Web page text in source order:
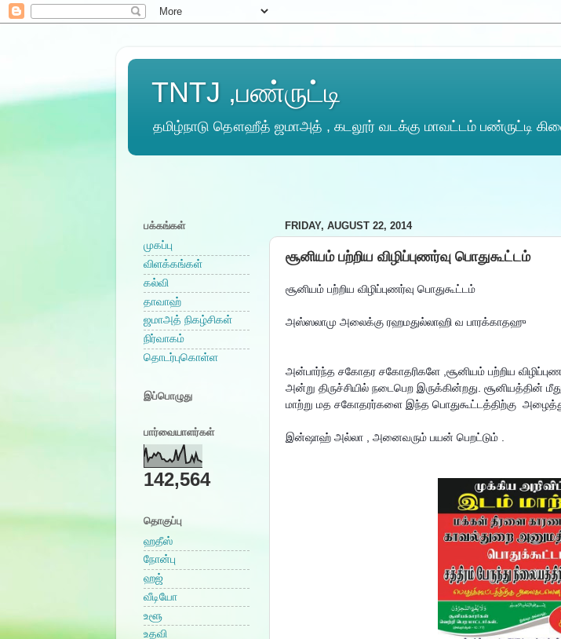
TNTJ ,பண்ருட்டி
தமிழ்நாடு தௌஹீத் ஜமாஅத் , கடலூர் வடக்கு மாவட்டம் பண்ருட்டி
FRIDAY, AUGUST 22, 2014
சூனியம் பற்றிய விழிப்புணர்வு பொதுகூட்டம்
சூனியம் பற்றிய விழிப்புணர்வு பொதுகூட்டம்
அஸ்ஸலாமு அலைக்கு ரஹமதுல்லாஹி வ பாரக்காதஹு
அன்பார்ந்த சகோதர சகோதரிகளே ,சூனியம் பற்றிய
அன்று திருச்சியில் நடைபெற இருக்கின்றது. சூனியத்தின்
மாற்று மத சகோதரர்களை இந்த பொதுகூட்டத்திற்கு
இன்ஷாஹ் அல்லா , அனைவரும் பயன் பெறட்டும் .
பக்கங்கள்
முகப்பு
விளக்கங்கள்
கல்வி
தாவாஹ்
ஜமாஅத் நிகழ்சிகள்
நிர்வாகம்
தொடர்புகொள்ள
இப்பொழுது
பார்வையாளர்கள்
142,564
தொகுப்பு
ஹதீஸ்
நோன்பு
ஹஜ்
வீடியோ
உளூ
உதவி